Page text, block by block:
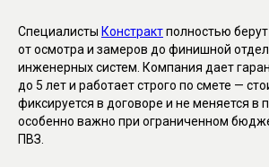
Специалисты Констрактполностью
от осмотра и замеров до финишной
инженерных систем. Компания дает
до 5 лет и работает строго по смете —
фиксируется в договоре и не меняется в
особенно важно при ограниченном
ПВЗ.